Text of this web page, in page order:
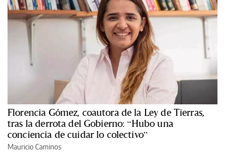
Florencia Gómez, coautora de la Ley de Tierras,
tras la derrota del Gobierno: “Hubo una
conciencia de cuidar lo colectivo”
Mauricio Caminos